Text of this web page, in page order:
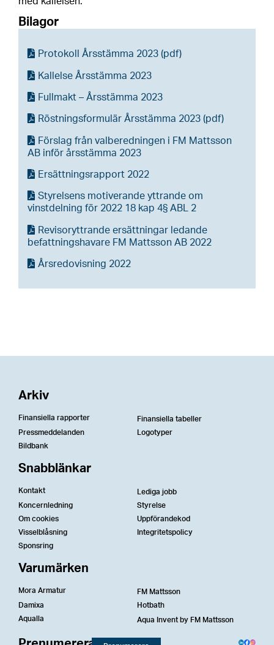
Bilagor
Protokoll Årsstämma 2023 (pdf)
Kallelse Årsstämma 2023
Fullmakt – Årsstämma 2023
Röstningsformulär Årsstämma 2023 (pdf)
Förslag från valberedningen i FM Mattsson
AB inför årsstämma 2023
Ersättningsrapport 2022
Styrelsens motiverande yttrande om
vinstdelning för 2022 18 kap 4§ ABL 2
Revisoryttrande ersättningar ledande
befattningshavare FM Mattsson AB 2022
Årsredovisning 2022
Arkiv
Finansiella rapporter
Finansiella tabeller
Pressmeddelanden
Logotyper
Bildbank
Snabblänkar
Kontakt
Lediga jobb
Koncernledning
Styrelse
Om cookies
Uppförandekod
Visselblåsning
Integritetspolicy
Sponsring
Varumärken
Mora Armatur
FM Mattsson
Damixa
Hotbath
Aqualla
Aqua Invent by FM Mattsson